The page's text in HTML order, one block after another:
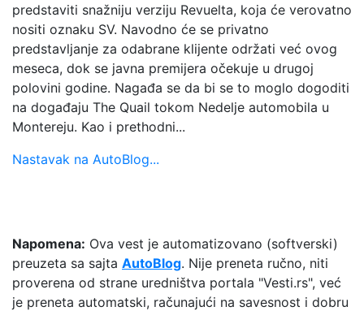
predstaviti snažniju verziju Revuelta, koja će verovatno
nositi oznaku SV. Navodno će se privatno
predstavljanje za odabrane klijente održati već ovog
meseca, dok se javna premijera očekuje u drugoj
polovini godine. Nagađa se da bi se to moglo dogoditi
na događaju The Quail tokom Nedelje automobila u
Montereju. Kao i prethodni...
Nastavak na AutoBlog...
Napomena: Ova vest je automatizovano (softverski)
preuzeta sa sajta AutoBlog. Nije preneta ručno, niti
proverena od strane uredništva portala "Vesti.rs", već
je preneta automatski, računajući na savesnost i dobru